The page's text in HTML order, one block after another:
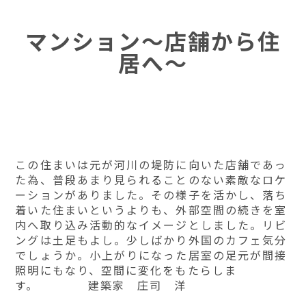
マンション～店舗から住
居へ～
この住まいは元が河川の堤防に向いた店舗であっ
た為、普段あまり見られることのない素敵なロケ
ーションがありました。その様子を活かし、落ち
着いた住まいというよりも、外部空間の続きを室
内へ取り込み活動的なイメージとしました。リビ
ングは土足もよし。少しばかり外国のカフェ気分
でしょうか。小上がりになった居室の足元が間接
照明にもなり、空間に変化をもたらしま
す。 建築家 庄司 洋